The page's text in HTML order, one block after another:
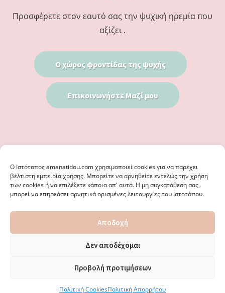
Ο Iστότοπος amanatidou.com χρησιμοποιεί cookies για να παρέχει
βέλτιστη εμπειρία χρήσης. Μπορείτε να αρνηθείτε εντελώς την χρήση
των cookies ή να επιλέξετε κάποια απ' αυτά. Η μη συγκατάθεση σας,
μπορεί να επηρεάσει αρνητικά ορισμένες λειτουργίες του Ιστοτόπου.
Αποδοχή
Δεν αποδέχομαι
Προβολή προτιμήσεων
Πολιτική CookiesΠολιτική Απορρήτου
Προσφέρετε στον εαυτό σας την ψυχική ηρεμία που
αξίζει .
Ο χώρος φροντίδας της ψυχής
Επικοινωνήστε Μαζί μου
ΘΕΣΣΑΛΟΝΊΚΗ - ΕΙΔΙΚΌΣ ΣΤΗ ΓΝΩΣΤΙΚΉ ΣΥΜΠΕΡΙΦΟΡΙΚΉ
ΨΥΧΟΘΕΡΑΠΕΊΑ, ΜΕΤΑΜΟΡΦΏΣΕΩΣ 36 & ΚΟΤΥΏΡΩΝ 38, ΚΑΛΑΜΑΡΙΆ
ΘΕΣΣΑΛΟΝΊΚΗ · ΚΑΤΑΣΚΕΥΉ ΑΠΌWEBERIENCE
ΔΙΕΥΘΎΝΣΕΩΝ ΚΑΙ ΑΛΛΑΓΏΝ. · ΑΠΑΓΟΡΕΎΕΤΑΙ ΑΥΣΤΗΡΆ Η